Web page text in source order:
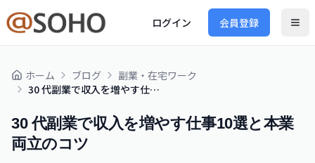
ログイン 会員登録
ホーム ブログ
副業・在宅ワーク
30 代副業で収入を増やす仕事10選と本業両立のコツ
30 代副業で収入を増やす仕事10選と本業
両立のコツ